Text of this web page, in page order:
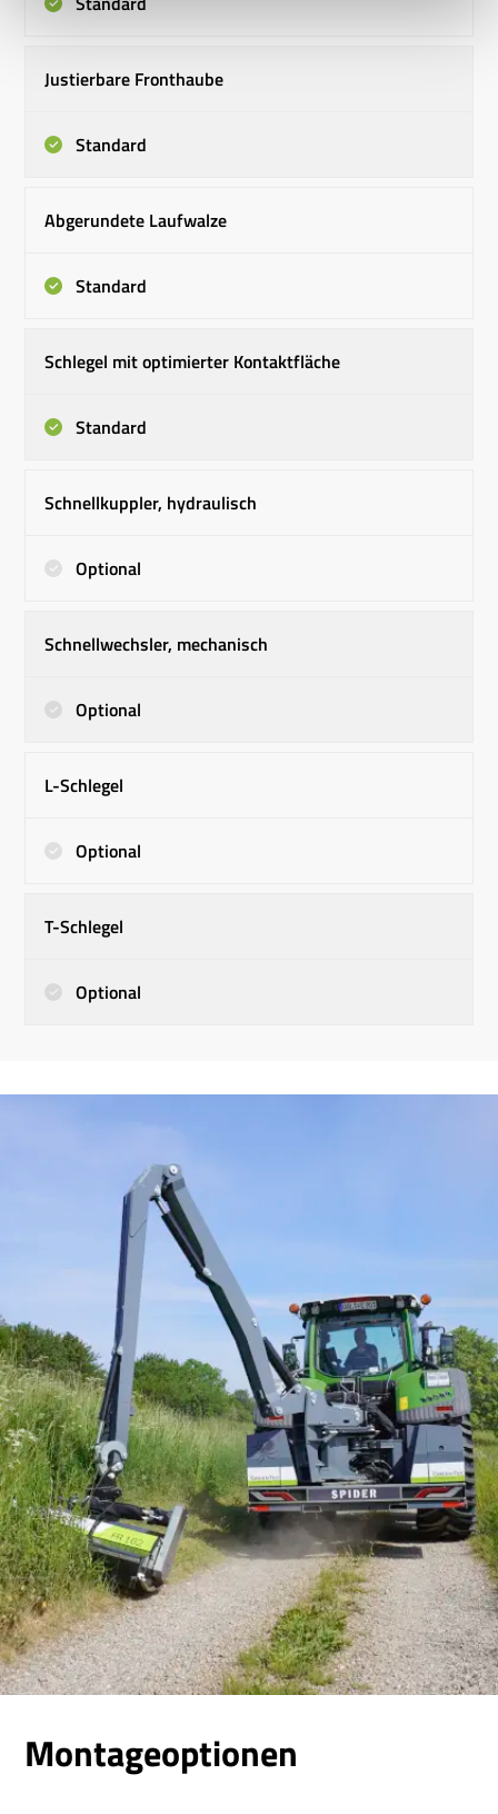
Justierbare Fronthaube
Standard
Abgerundete Laufwalze
Standard
Schlegel mit optimierter Kontaktfläche
Standard
Schnellkuppler, hydraulisch
Optional
Schnellwechsler, mechanisch
Optional
L-Schlegel
Optional
T-Schlegel
Optional
Montageoptionen